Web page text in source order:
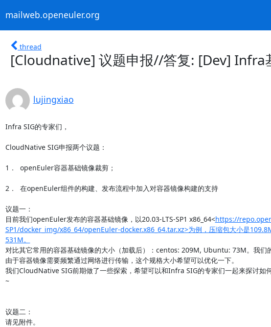
mailweb.openeuler.org
thread
[Cloudnative] 议题申报//答复: [Dev] Infra
lujingxiao
Infra SIG的专家们，
CloudNative SIG申报两个议题：
1．  openEuler容器基础镜像裁剪；
2．  在openEuler组件的构建、发布流程中加入对容器镜像构建的支持
议题一：
目前我们openEuler发布的容器基础镜像，以20.03-LTS-SP1 x86_64<https://
SP1/docker_img/x86_64/openEuler-docker.x86_64.tar.xz>为例，压缩包大小是
531M。
对比其它常用的容器基础镜像的大小（加载后）：centos: 209M, Ubuntu: 73M。我们
由于容器镜像需要频繁通过网络进行传输，这个规格大小希望可以优化一下。
我们CloudNative SIG前期做了一些探索，希望可以和Infra SIG的专家们一起来探讨如
~
议题二：
请见附件。